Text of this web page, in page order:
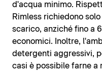
d'acqua minimo.
Rimless richiedono
scarico, anziché fino a
economici. Inoltre,
detergenti aggressivi,
casi è possibile farne a